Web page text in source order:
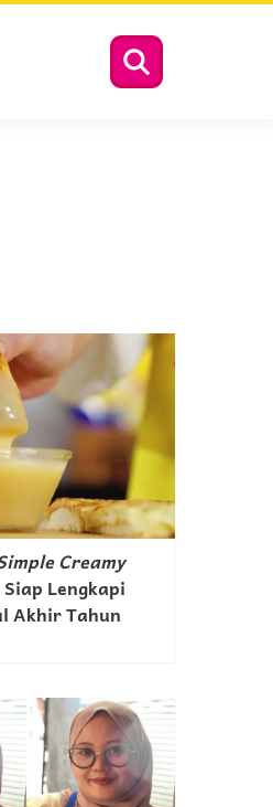
Creamy
Lengkapi
Akhir Tahun